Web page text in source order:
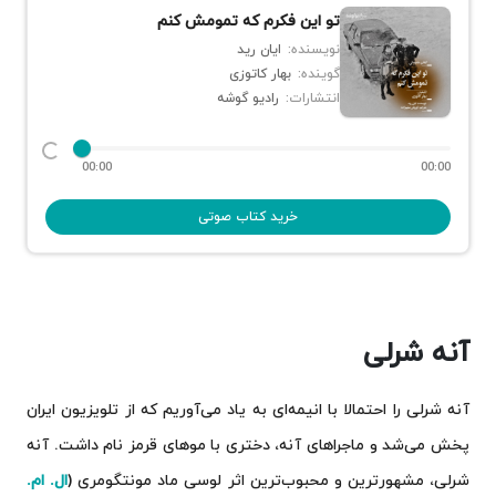
تو این فکرم که تمومش کنم
نویسنده: ایان رید
گوینده: بهار کاتوزی
انتشارات: رادیو گوشه
00:00 00:00
خرید کتاب صوتی
آنه شرلی
آنه شرلی را احتمالا با انیمه‌ای به یاد می‌آوریم که از تلویزیون ایران
پخش می‌شد و ماجراهای آنه، دختری با موهای قرمز نام داشت. آنه
شرلی، مشهورترین و محبوب‌ترین اثر لوسی ماد مونتگومری (ال. ام.